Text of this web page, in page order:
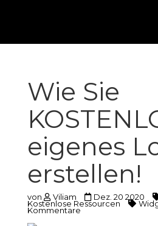
Wie Sie
eigenes
erstellen!
von Viliam Dez. 20 2020
Kostenlose Ressourcen
Kommentare